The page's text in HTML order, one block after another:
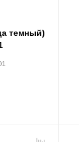
темный)